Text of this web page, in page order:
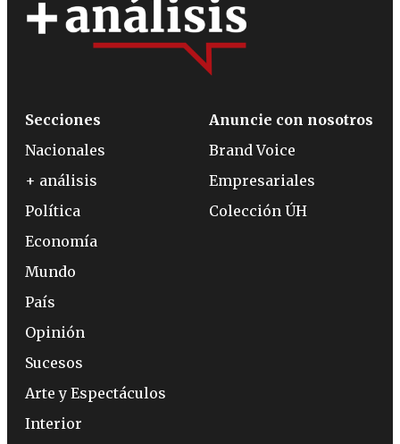
Secciones
Nacionales
+ análisis
Política
Economía
Mundo
País
Opinión
Sucesos
Arte y Espectáculos
Interior
Anuncie con nosotros
Brand Voice
Empresariales
Colección ÚH